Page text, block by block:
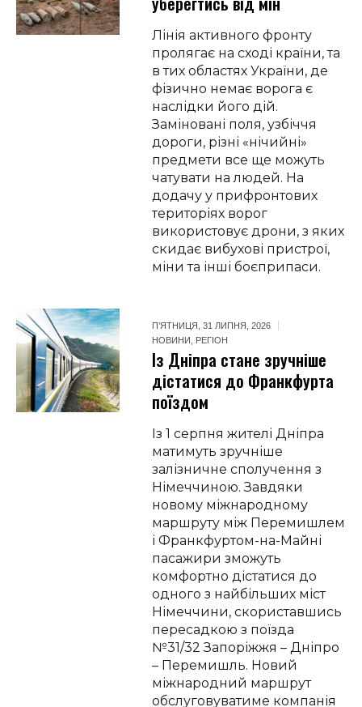
Лінія активного фронту
пролягає на сході країни, та
в тих областях України, де
фізично немає ворога є
наслідки його дій.
Заміновані поля, узбіччя
дороги, різні «нічийні»
предмети все ще можуть
чатувати на людей. На
додачу у прифронтових
територіях ворог
використовує дрони, з яких
скидає вибухові пристрої,
міни та інші боєприпаси.
П’ЯТНИЦЯ, 31 ЛИПНЯ, 2026
НОВИНИ
РЕГІОН
Із Дніпра стане зручніше
дістатися до Франкфурта
поїздом
Із 1 серпня жителі Дніпра
матимуть зручніше
залізничне сполучення з
Німеччиною. Завдяки
новому міжнародному
маршруту між Перемишлем
і Франкфуртом-на-Майні
пасажири зможуть
комфортно дістатися до
одного з найбільших міст
Німеччини, скориставшись
пересадкою з поїзда
№31/32 Запоріжжя – Дніпро
– Перемишль. Новий
міжнародний маршрут
обслуговуватиме компанія